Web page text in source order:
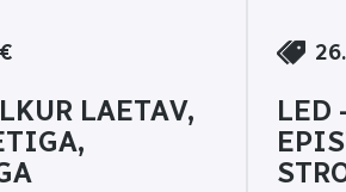
LAETAV,
LED